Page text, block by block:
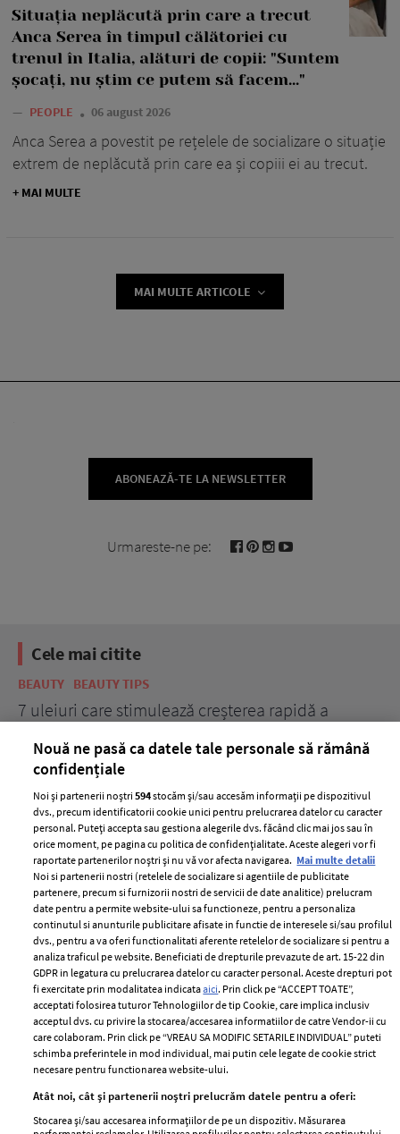
Situația neplăcută prin care a trecut
Anca Serea în timpul călătoriei cu
trenul în Italia, alături de copii: "Suntem
șocați, nu știm ce putem să facem..."
— PEOPLE 06 august 2026
Anca Serea a povestit pe rețelele de socializare o situație
extrem de neplăcută prin care ea și copiii ei au trecut.
+ MAI MULTE
MAI MULTE ARTICOLE
ABONEAZĂ-TE LA NEWSLETTER
Urmareste-ne pe:
Cele mai citite
BEAUTY BEAUTY TIPS
7 uleiuri care stimulează creșterea rapidă a
ELLE Style Awards
2024
Despre ELLE
Romania
Contact
Abonamente
Termeni si conditii
Politica de
confidențialitate
Politica de cookies
Publicitate
GSP
femei
Nouă ne pasă ca datele tale personale să rămână
confidențiale
Noi și partenerii noștri594stocăm și/sau accesăm informații pe dispozitivul
dvs., precum identificatorii cookie unici pentru prelucrarea datelor cu caracter
personal. Puteți accepta sau gestiona alegerile dvs. făcând clic mai jos sau în
orice moment, pe pagina cu politica de confidențialitate. Aceste alegeri vor fi
raportate partenerilor noștri și nu vă vor afecta navigarea. Mai multe detalii
Noi si partenerii nostri (retelele de socializare si agentiile de publicitate
partenere, precum si furnizorii nostri de servicii de date analitice) prelucram
date pentru a permite website-ului sa functioneze, pentru a personaliza
continutul si anunturile publicitare afisate in functie de interesele si/sau profilul
dvs., pentru a va oferi functionalitati aferente retelelor de socializare si pentru a
analiza traficul pe website. Beneficiati de drepturile prevazute de art. 15-22 din
GDPR in legatura cu prelucrarea datelor cu caracter personal. Aceste drepturi pot
fi exercitate prin modalitatea indicataaici. Prin click pe “ACCEPT TOATE”,
acceptati folosirea tuturor Tehnologiilor de tip Cookie, care implica inclusiv
acceptul dvs. cu privire la stocarea/accesarea informatiilor de catre Vendor-ii cu
care colaboram. Prin click pe “VREAU SA MODIFIC SETARILE INDIVIDUAL” puteti
schimba preferintele in mod individual, mai putin cele legate de cookie strict
necesare pentru functionarea website-ului.
Atât noi, cât și partenerii noștri prelucrăm datele pentru a oferi:
Stocarea și/sau accesarea informațiilor de pe un dispozitiv. Măsurarea